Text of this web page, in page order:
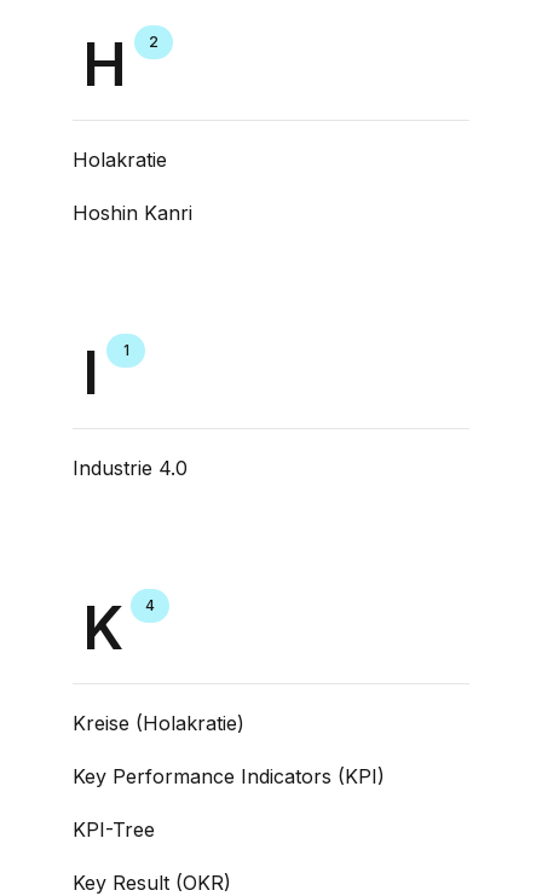
H 2
Holakratie
Hoshin Kanri
I 1
Industrie 4.0
K 4
Kreise (Holakratie)
Key Performance Indicators (KPI)
KPI-Tree
Key Result (OKR)